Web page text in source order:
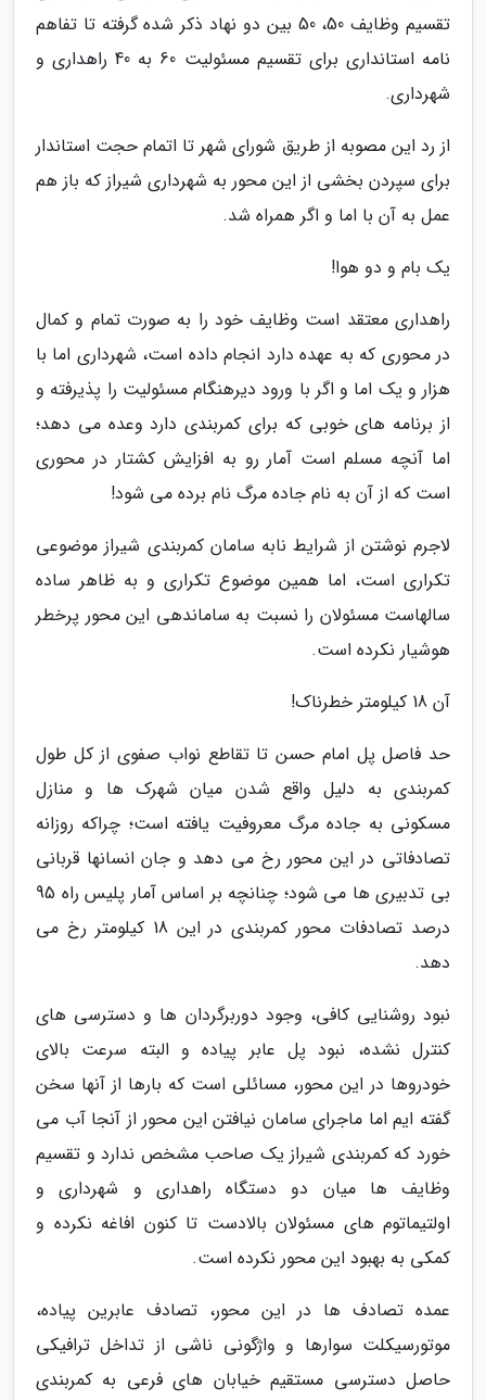
تقسیم وظایف 50، 50 بین دو نهاد ذکر شده گرفته تا تفاهم
نامه استانداری برای تقسیم مسئولیت 60 به 40 راهداری و
شهرداری.
از رد این مصوبه از طریق شورای شهر تا اتمام حجت استاندار
برای سپردن بخشی از این محور به شهرداری شیراز که باز هم
عمل به آن با اما و اگر همراه شد.
یک بام و دو هوا!
راهداری معتقد است وظایف خود را به صورت تمام و کمال
در محوری که به عهده دارد انجام داده است، شهرداری اما با
هزار و یک اما و اگر با ورود دیرهنگام مسئولیت را پذیرفته و
از برنامه های خوبی که برای کمربندی دارد وعده می دهد؛
اما آنچه مسلم است آمار رو به افزایش کشتار در محوری
است که از آن به نام جاده مرگ نام برده می شود!
لاجرم نوشتن از شرایط نابه سامان کمربندی شیراز موضوعی
تکراری است، اما همین موضوع تکراری و به ظاهر ساده
سالهاست مسئولان را نسبت به ساماندهی این محور پرخطر
هوشیار نکرده است.
آن 18 کیلومتر خطرناک!
حد فاصل پل امام حسن تا تقاطع نواب صفوی از کل طول
کمربندی به دلیل واقع شدن میان شهرک ها و منازل
مسکونی به جاده مرگ معروفیت یافته است؛ چراکه روزانه
تصادفاتی در این محور رخ می دهد و جان انسانها قربانی
بی تدبیری ها می شود؛ چنانچه بر اساس آمار پلیس راه 95
درصد تصادفات محور کمربندی در این 18 کیلومتر رخ می
دهد.
نبود روشنایی کافی، وجود دوربرگردان ها و دسترسی های
کنترل نشده، نبود پل عابر پیاده و البته سرعت بالای
خودروها در این محور، مسائلی است که بارها از آنها سخن
گفته ایم اما ماجرای سامان نیافتن این محور از آنجا آب می
خورد که کمربندی شیراز یک صاحب مشخص ندارد و تقسیم
وظایف ها میان دو دستگاه راهداری و شهرداری و
اولتیماتوم های مسئولان بالادست تا کنون افاغه نکرده و
کمکی به بهبود این محور نکرده است.
عمده تصادف ها در این محور، تصادف عابرین پیاده،
موتورسیکلت سوارها و واژگونی ناشی از تداخل ترافیکی
حاصل دسترسی مستقیم خیابان های فرعی به کمربندی